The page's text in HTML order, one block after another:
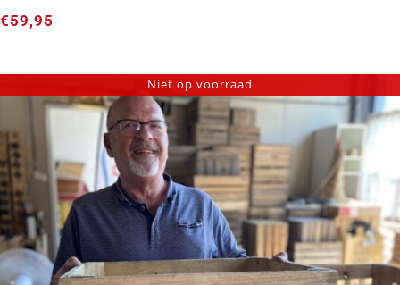
VOOR MANNEN ➸ Origineel Kerstpakket
€59,95
Niet op voorraad